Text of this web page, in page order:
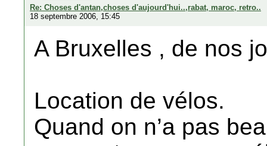
Re: Choses d'antan,choses d'aujourd'hui..,rabat, maroc, retro..
18 septembre 2006, 15:45
A Bruxelles , de nos
Location de vélos.
Quand on n’a pas